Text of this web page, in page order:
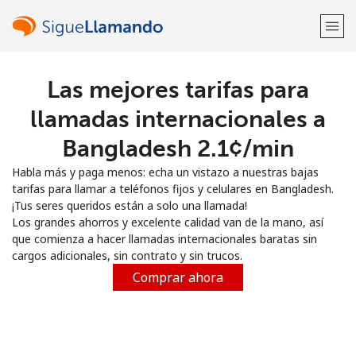
¡Bienvenido!
Regístrate con
o
Las mejores tarifas para
llamadas internacionales a
Bangladesh ⁦2.1¢⁩/min
Habla más y paga menos: echa un vistazo a nuestras bajas
tarifas para llamar a teléfonos fijos y celulares en Bangladesh.
¡Tus seres queridos están a solo una llamada!
Los grandes ahorros y excelente calidad van de la mano, así
que comienza a hacer llamadas internacionales baratas sin
cargos adicionales, sin contrato y sin trucos.
Comprar ahora